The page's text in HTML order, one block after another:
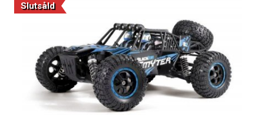
Slutsåld